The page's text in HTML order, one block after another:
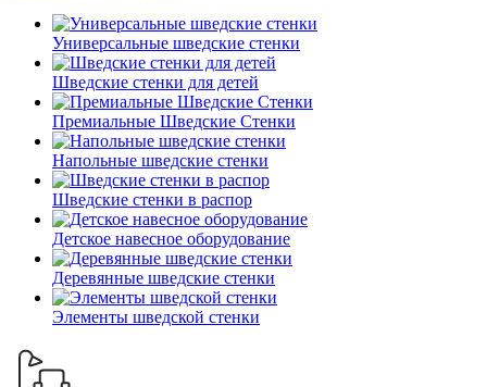
Универсальные шведские стенки
Шведские стенки для детей
Премиальные Шведские Стенки
Напольные шведские стенки
Шведские стенки в распор
Детское навесное оборудование
Деревянные шведские стенки
Элементы шведской стенки